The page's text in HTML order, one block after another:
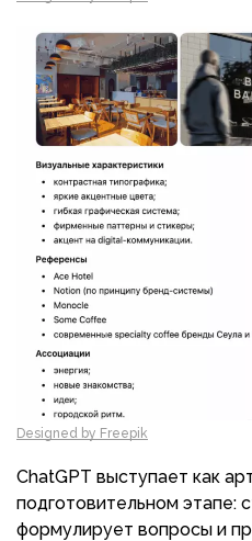
Designed by Freepik
ChatGPT выступает как
подготовительном этапе:
формулирует вопросы и